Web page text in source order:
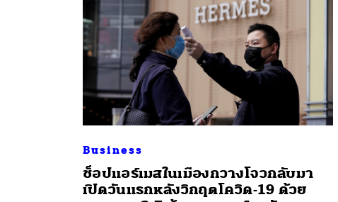
Business
ช็อปแอร์เมสในเมืองกวางโจวกลับมา
เปิดวันแรกหลังวิกฤตโควิด-19 ด้วยค้นหา